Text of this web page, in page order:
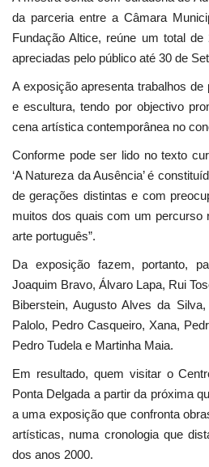
da parceria entre a Câmara
Fundação Altice, reúne um total
apreciadas pelo público até 30 de
A exposição apresenta trabalhos de
e escultura, tendo por objectivo
cena artística contemporânea no
Conforme pode ser lido no texto
‘A Natureza da Ausência’ é
de gerações distintas e com
muitos dos quais com um percurso
arte português”.
Da exposição fazem, portanto,
Joaquim Bravo, Álvaro Lapa, Rui
Biberstein, Augusto Alves da
Palolo, Pedro Casqueiro, Xana,
Pedro Tudela e Martinha Maia.
Em resultado, quem visitar o
Ponta Delgada a partir da próxima
a uma exposição que confronta
artísticas, numa cronologia que
dos anos 2000.